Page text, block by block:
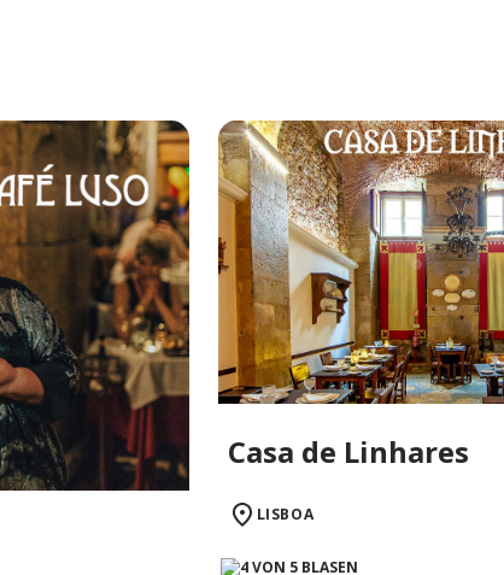
Casa de Linhares
LISBOA